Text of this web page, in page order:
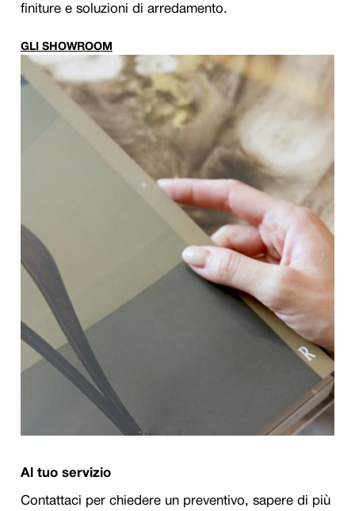
finiture e soluzioni di arredamento.
GLI SHOWROOM
Al tuo servizio
Contattaci per chiedere un preventivo, sapere di più